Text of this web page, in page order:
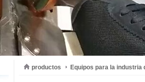
productos Equipos para la industria